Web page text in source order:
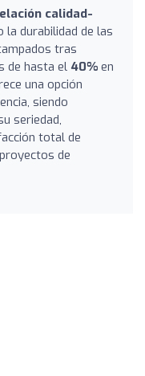
calidad-
la durabilidad de las
tras
de hasta el 40% en
una opción
siendo
seriedad,
total de
de